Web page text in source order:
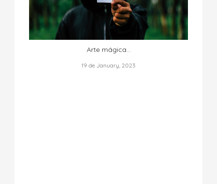
Arte mágica...
19 de January, 2023